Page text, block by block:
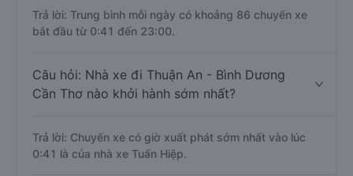
Trả lời: Trung bình mỗi ngày có khoảng 86 chuyến xe
bắt đầu từ 0:41 đến 23:00.
Câu hỏi: Nhà xe đi Thuận An - Bình Dương
Cần Thơ nào khởi hành sớm nhất?
Trả lời: Chuyến xe có giờ xuất phát sớm nhất vào lúc
0:41 là của nhà xe Tuấn Hiệp.